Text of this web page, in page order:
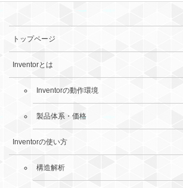
トップページ
Inventorとは
Inventorの動作環境
製品体系・価格
Inventorの使い方
構造解析